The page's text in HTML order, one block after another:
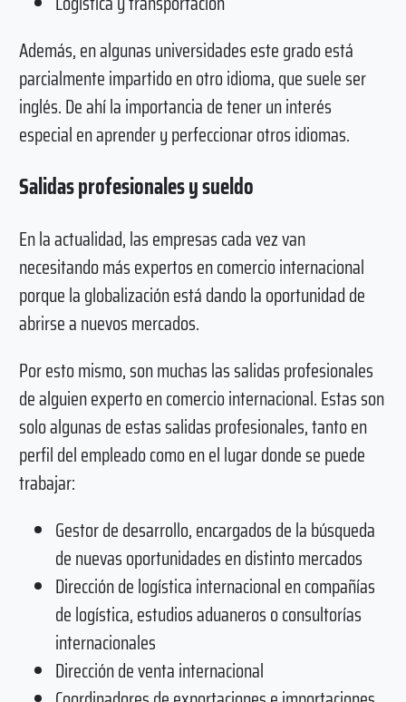
Además, en algunas universidades este grado está
parcialmente impartido en otro idioma, que suele ser
inglés. De ahí la importancia de tener un interés
especial en aprender y perfeccionar otros idiomas.
Salidas profesionales y sueldo
En la actualidad, las empresas cada vez van
necesitando más expertos en comercio internacional
porque la globalización está dando la oportunidad de
abrirse a nuevos mercados.
Por esto mismo, son muchas las salidas profesionales
de alguien experto en comercio internacional. Estas son
solo algunas de estas salidas profesionales, tanto en
perfil del empleado como en el lugar donde se puede
trabajar:
Gestor de desarrollo, encargados de la búsqueda
de nuevas oportunidades en distinto mercados
Dirección de logística internacional en compañías
de logística, estudios aduaneros o consultorías
internacionales
Dirección de venta internacional